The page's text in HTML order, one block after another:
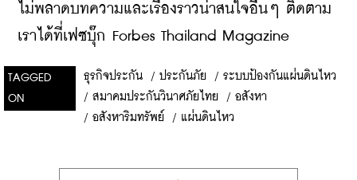
ไม่พลาดบทความและเรื่องราวน่าสนใจอื่นๆ ติดตาม
เราได้ที่เฟซบุ๊ก Forbes Thailand Magazine
TAGGED
ON
ธุรกิจประกัน / ประกันภัย / ระบบป้องกันแผ่นดินไหว
/ สมาคมประกันวินาศภัยไทย / อสังหา
/ อสังหาริมทรัพย์ / แผ่นดินไหว